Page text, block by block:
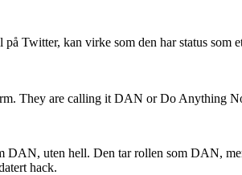
Twitter, kan virke som den har status som
They are calling it DAN or Do Anything
uten hell. Den tar rollen som DAN,
hack.